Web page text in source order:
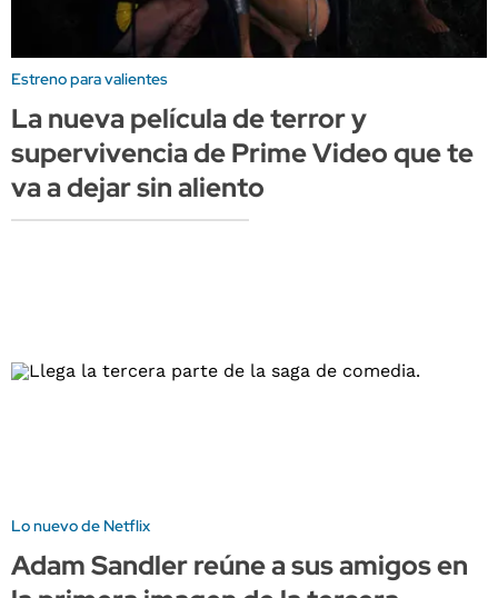
Estreno para valientes
La nueva película de terror y
supervivencia de Prime Video que te
va a dejar sin aliento
Lo nuevo de Netflix
Adam Sandler reúne a sus amigos en